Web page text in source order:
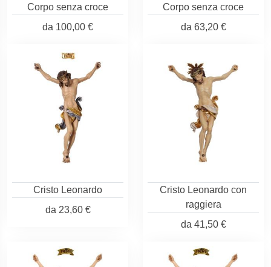
Corpo senza croce
da 100,00 €
Corpo senza croce
da 63,20 €
Cristo Leonardo
da 23,60 €
Cristo Leonardo con
raggiera
da 41,50 €